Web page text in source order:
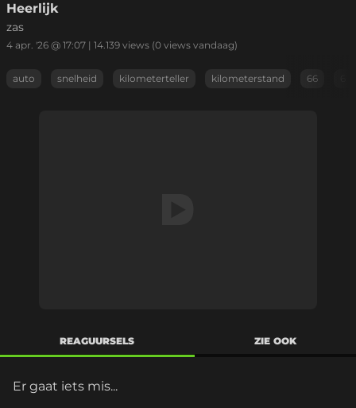
Link kopiëren
Heerlijk
zas
4 apr. '26 @ 17:07 | 14.139 views (0 views vandaag)
auto snelheid kilometerteller kilometerstand 66
REAGUURSELS ZIE OOK
Er gaat iets mis...